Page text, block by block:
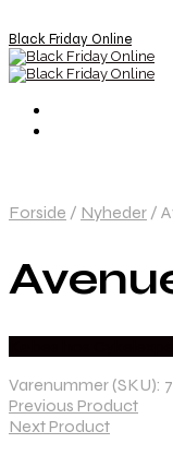
Black Friday Online
Forside / Nyheder /
Varenummer (SKU):
Previous Product
Next Product